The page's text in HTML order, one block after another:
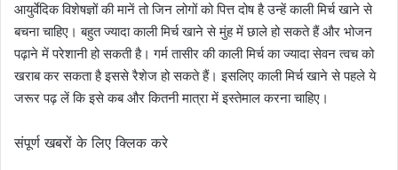
आयुर्वेदिक विशेषज्ञों की मानें तो जिन लोगों को पित्त दोष है उन्हें काली मिर्च खाने से
बचना चाहिए। बहुत ज्यादा काली मिर्च खाने से मुंह में छाले हो सकते हैं और भोजन
पढ़ाने में परेशानी हो सकती है। गर्म तासीर की काली मिर्च का ज्यादा सेवन त्वच को
खराब कर सकता है इससे रैशेज हो सकते हैं। इसलिए काली मिर्च खाने से पहले ये
जरूर पढ़ लें कि इसे कब और कितनी मात्रा में इस्तेमाल करना चाहिए।
संपूर्ण खबरों के लिए क्लिक करे